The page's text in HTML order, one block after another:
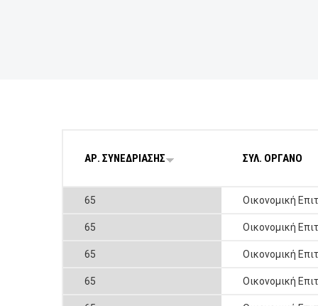
ΑΡ. ΣΥΝΕΔΡΙΑΣΗΣ ΣΥΛ. ΟΡΓΑΝΟ
65 Οικονομική
65 Οικονομική
65 Οικονομική
65 Οικονομική